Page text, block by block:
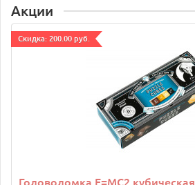
Акции
Cкидка: 200.00 руб.
Головоломка E=MC2 кубическая